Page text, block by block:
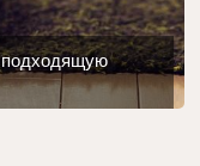
подходящую